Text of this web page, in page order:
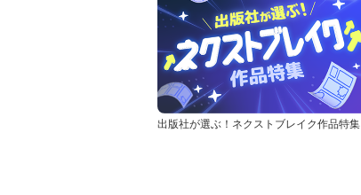
出版社が選ぶ！ネクストブレイク作品特集